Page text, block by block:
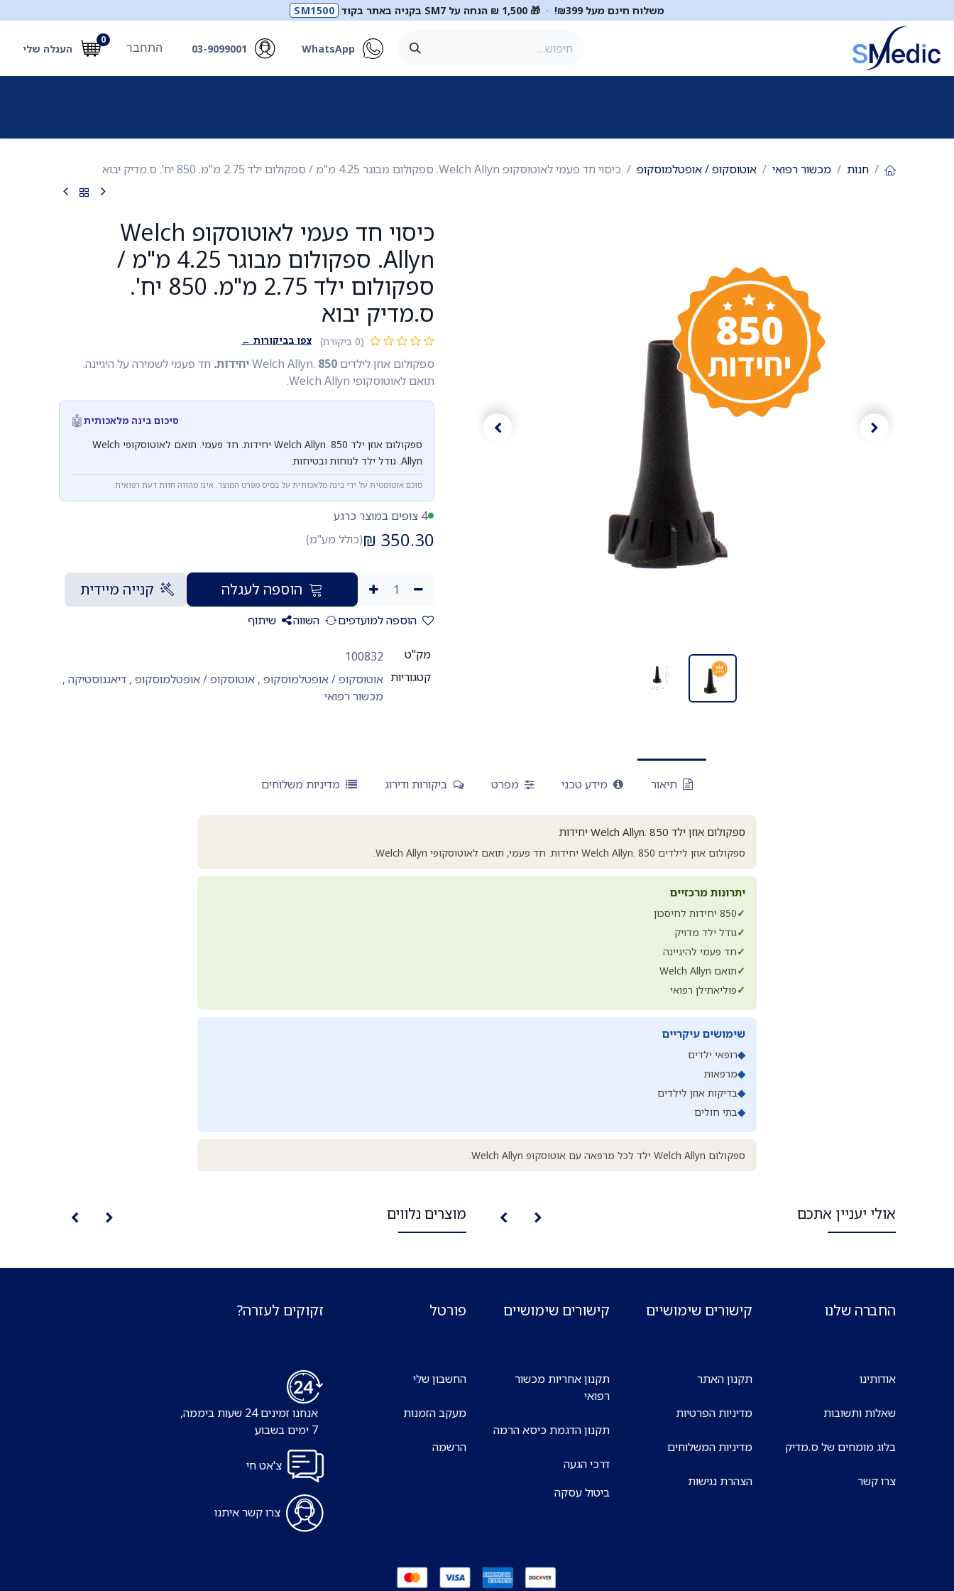
משלוח חינם מעל ₪399! · 🎁 1,500 ₪ הנחה על SM7 בקניה באתר בקוד SM1500
WhatsApp
03-9099001
0
העגלה שלי התחבר
חנות מכשור רפואי אוטוסקופ / אופטלמוסקופ כיסוי חד פעמי לאוטוסקופ Welch Allyn. ספקולום מבוגר 4.25 מ"מ / ספקולום ילד 2.75 מ"מ. 850 יח'. ס.מדיק יבוא
כיסוי חד פעמי לאוטוסקופ Welch
Allyn. ספקולום מבוגר 4.25 מ"מ /
ספקולום ילד 2.75 מ"מ. 850 יח'.
ס.מדיק יבוא
(0 ביקורת) צפו בביקורות ←
ספקולום אוזן לילדים Welch Allyn.850 יחידות.
חד פעמי לשמירה על היגיינה.
תואם לאוטוסקופי Welch Allyn.
סיכום בינה מלאכותית🤖
ספקולום אוזן ילד Welch Allyn. 850 יחידות. חד פעמי. תואם לאוטוסקופי Welch
Allyn. גודל ילד לנוחות ובטיחות.
סוכם אוטומטית על ידי בינה מלאכותית על בסיס מפרט המוצר. אינו מהווה חוות דעת רפואית.
4 צופים במוצר כרגע
350.30
₪(כולל מע"מ)
הוספה לעגלה קנייה מיידית
הוספה למועדפים השווה שיתוף
מק"ט
100832
קטגוריות אוטוסקופ / אופטלמוסקופ, אוטוסקופ / אופטלמוסקופ, דיאגנוסטיקה,
מכשור רפואי
תיאור מידע טכני מפרט ביקורות ודירוג מדיניות משלוחים
ספקולום אוזן ילד Welch Allyn. 850 יחידות
ספקולום אוזן לילדים Welch Allyn. 850 יחידות. חד פעמי, תואם לאוטוסקופי Welch Allyn.
יתרונות מרכזיים
✓850 יחידות לחיסכון
✓גודל ילד מדויק
✓חד פעמי להיגיינה
✓תואם Welch Allyn
✓פוליאתילן רפואי
שימושים עיקריים
◆רופאי ילדים
◆מרפאות
◆בדיקות אוזן לילדים
◆בתי חולים
ספקולום Welch Allyn ילד לכל מרפאה עם אוטוסקופ Welch Allyn.
אולי יעניין אתכם מוצרים נלווים
החברה שלנו
אודותינו
שאלות ותשובות
בלוג מומחים של ס.מדיק
צרו קשר
קישורים שימושיים
תקנון האתר
מדיניות הפרטיות
מדיניות המשלוחים
הצהרת נגישות
קישורים שימושיים
תקנון אחריות מכשור
רפואי
תקנון הדגמת כיסא הרמה
דרכי הגעה
ביטול עסקה
פורטל
החשבון שלי
מעקב הזמנות
הרשמה
זקוקים לעזרה?
אנחנו זמינים 24 שעות ביממה,
7 ימים בשבוע
צ'אט חי
צרו קשר איתנו